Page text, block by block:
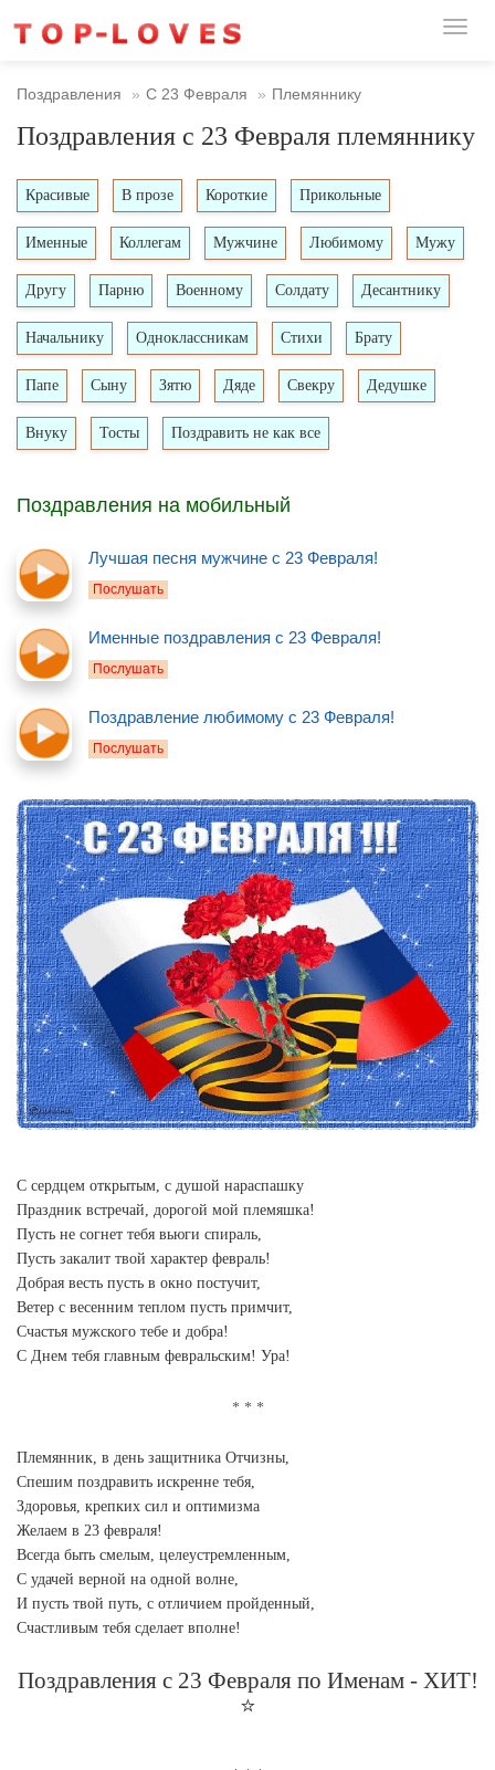
Поздравления С 23 Февраля Племяннику
Поздравления с 23 Февраля племяннику
Красивые В прозе Короткие Прикольные
Именные Коллегам Мужчине Любимому Мужу
Другу Парню Военному Солдату Десантнику
Начальнику Одноклассникам Стихи Брату
Папе Сыну Зятю Дяде Свекру Дедушке
Внуку Тосты Поздравить не как все
Поздравления на мобильный
Лучшая песня мужчине с 23 Февраля!
Послушать
Именные поздравления с 23 Февраля!
Послушать
Поздравление любимому с 23 Февраля!
Послушать
С сердцем открытым, с душой нараспашку
Праздник встречай, дорогой мой племяшка!
Пусть не согнет тебя вьюги спираль,
Пусть закалит твой характер февраль!
Добрая весть пусть в окно постучит,
Ветер с весенним теплом пусть примчит,
Счастья мужского тебе и добра!
С Днем тебя главным февральским! Ура!
Племянник, в день защитника Отчизны,
Спешим поздравить искренне тебя,
Здоровья, крепких сил и оптимизма
Желаем в 23 февраля!
Всегда быть смелым, целеустремленным,
С удачей верной на одной волне,
И пусть твой путь, с отличием пройденный,
Счастливым тебя сделает вполне!
Поздравления с 23 Февраля по Именам - ХИТ!
⭐